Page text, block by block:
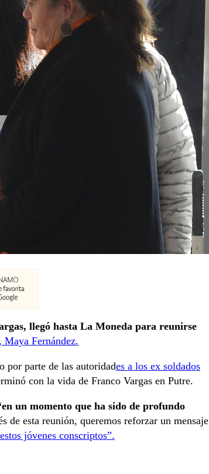
llegó hasta La Moneda para reunirse
Maya Fernández.
por parte de las autoridades a los ex soldados
con la vida de Franco Vargas en Putre.
un momento que ha sido de profundo
de esta reunión, queremos reforzar un mensaje
estos jóvenes conscriptos”.